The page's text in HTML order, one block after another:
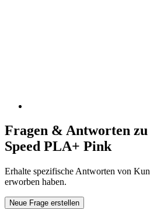
Fragen & Antworten
Speed PLA+ Pink
Erhalte spezifische Antworten von
erworben haben.
Neue Frage erstellen